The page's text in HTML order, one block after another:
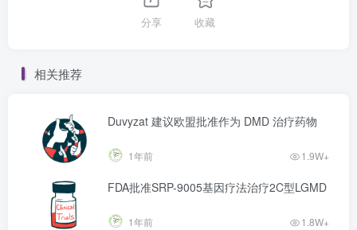
分享 收藏
相关推荐
Duvyzat 建议欧盟批准作为 DMD 治疗药物
1年前 1.9W+
FDA批准SRP-9005基因疗法治疗2C型LGMD
1年前 1.8W+